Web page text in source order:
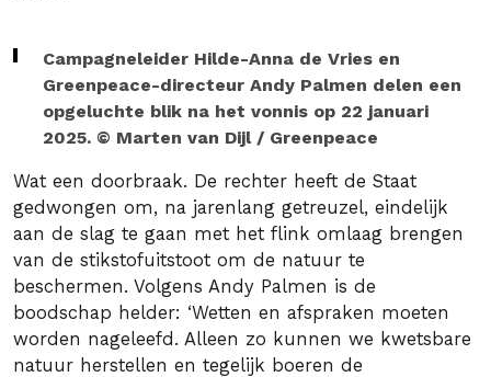
Campagneleider Hilde-Anna de Vries en
Greenpeace-directeur Andy Palmen delen een
opgeluchte blik na het vonnis op 22 januari
2025. © Marten van Dijl / Greenpeace
Wat een doorbraak. De rechter heeft de Staat
gedwongen om, na jarenlang getreuzel, eindelijk
aan de slag te gaan met het flink omlaag brengen
van de stikstofuitstoot om de natuur te
beschermen. Volgens Andy Palmen is de
boodschap helder: ‘Wetten en afspraken moeten
worden nageleefd. Alleen zo kunnen we kwetsbare
natuur herstellen en tegelijk boeren de